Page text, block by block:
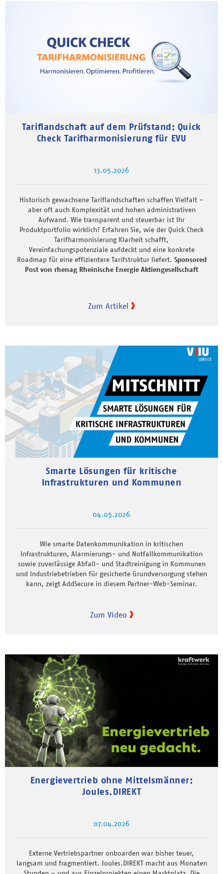
Tariflandschaft auf dem Prüfstand: Quick
Check Tarifharmonisierung für EVU
13.05.2026
Historisch gewachsene Tariflandschaften schaffen Vielfalt –
aber oft auch Komplexität und hohen administrativen
Aufwand. Wie transparent und steuerbar ist Ihr
Produktportfolio wirklich? Erfahren Sie, wie der Quick Check
Tarifharmonisierung Klarheit schafft,
Vereinfachungspotenziale aufdeckt und eine konkrete
Roadmap für eine effizientere Tarifstruktur liefert. Sponsored
Post von rhenag Rheinische Energie Aktiengesellschaft
Zum Artikel
Smarte Lösungen für kritische
Infrastrukturen und Kommunen
04.05.2026
Wie smarte Datenkommunikation in kritischen
Infrastrukturen, Alarmierungs- und Notfallkommunikation
sowie zuverlässige Abfall- und Stadtreinigung in Kommunen
und Industriebetrieben für gesicherte Grundversorgung stehen
kann, zeigt AddSecure in diesem Partner-Web-Seminar.
Zum Video
Energievertrieb ohne Mittelsmänner:
Joules.DIREKT
07.04.2026
Externe Vertriebspartner onboarden war bisher teuer,
langsam und fragmentiert. Joules.DIREKT macht aus Monaten